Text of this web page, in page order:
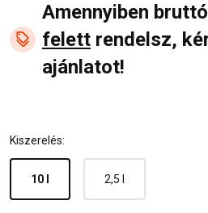
Amennyiben bruttó
felett rendelsz,
ajánlatot!
Kiszerelés:
10 l 2,5 l